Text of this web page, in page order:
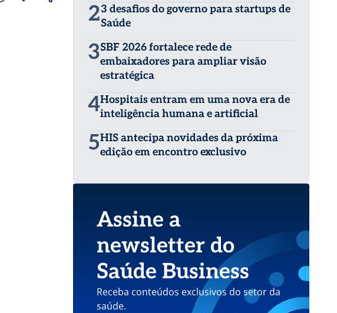
23 desafios do governo para startups de
Saúde
3SBF 2026 fortalece rede de
embaixadores para ampliar visão
estratégica
4Hospitais entram em uma nova era de
inteligência humana e artificial
5HIS antecipa novidades da próxima
edição em encontro exclusivo
Assine a
newsletter do
Saúde Business
Receba conteúdos exclusivos do setor da
saúde.